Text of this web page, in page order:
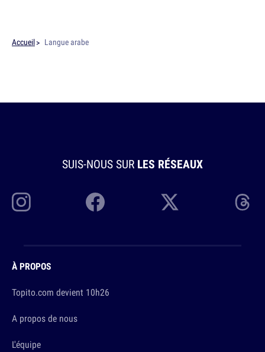
Accueil Langue arabe
SUIS-NOUS SUR LES RÉSEAUX
À PROPOS
Topito.com devient 10h26
A propos de nous
L'équipe